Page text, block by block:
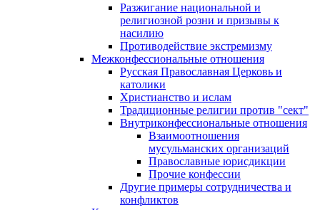
Разжигание национальной и
религиозной розни и призывы к
насилию
Противодействие экстремизму
Межконфессиональные отношения
Русская Православная Церковь и
католики
Христианство и ислам
Традиционные религии против "сект"
Внутриконфессиональные отношения
Взаимоотношения
мусульманских организаций
Православные юрисдикции
Прочие конфессии
Другие примеры сотрудничества и
конфликтов